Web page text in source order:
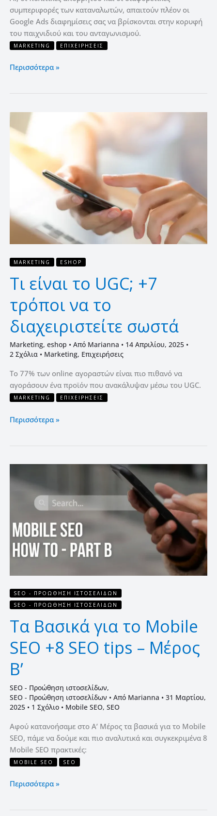
συμπεριφορές των καταναλωτών, απαιτούν πλέον οι
Google Ads διαφημίσεις σας να βρίσκονται στην κορυφή
του παιχνιδιού και του ανταγωνισμού.
MARKETING ΕΠΙΧΕΙΡΉΣΕΙΣ
Περισσότερα »
MARKETING ESHOP
Τι είναι το UGC; +7
τρόποι να το
διαχειριστείτε σωστά
Marketing, eshop • Από Marianna • 14 Απριλίου, 2025 •
2 Σχόλια • Marketing, Επιχειρήσεις
Το 77% των online αγοραστών είναι πιο πιθανό να
αγοράσουν ένα προϊόν που ανακάλυψαν μέσω του UGC.
MARKETING ΕΠΙΧΕΙΡΉΣΕΙΣ
είναι
το
UGC;
τρόποι
διαχειριστείτε
σωστά
Περισσότερα »
SEO - ΠΡΟΏΘΗΣΗ ΙΣΤΟΣΕΛΊΔΩΝ
SEO - ΠΡΟΏΘΗΣΗ ΙΣΤΟΣΕΛΊΔΩΝ
Τα Βασικά για το Mobile
SEO +8 SEO tips – Μέρος
Β’
SEO - Προώθηση ιστοσελίδων,
SEO - Προώθηση ιστοσελίδων • Από Marianna • 31 Μαρτίου,
2025 • 1 Σχόλιο • Mobile SEO, SEO
Αφού κατανοήσαμε στο Α’ Μέρος τα βασικά για το Mobile
SEO, πάμε να δούμε και πιο αναλυτικά και συγκεκριμένα 8
Mobile SEO πρακτικές:
MOBILE SEO SEO
Βασικά
SEO
+8
SEO
–
Β’
Περισσότερα »